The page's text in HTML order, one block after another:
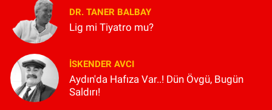
DR. TANER BALBAY
Lig mi Tiyatro mu?
İSKENDER AVCI
Aydın'da Hafıza Var..! Dün Övgü, Bugün
Saldırı!